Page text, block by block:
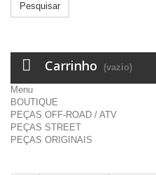
Pesquisar
Carrinho (vazio)
Menu
BOUTIQUE
PEÇAS OFF-ROAD / ATV
PEÇAS STREET
PEÇAS ORIGINAIS